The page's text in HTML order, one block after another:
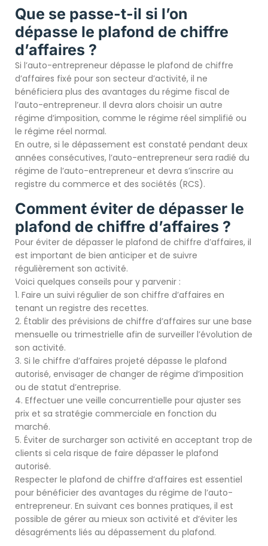
Que se passe-t-il si l’on
dépasse le plafond de chiffre
d’affaires ?
Si l’auto-entrepreneur dépasse le plafond de chiffre
d’affaires fixé pour son secteur d’activité, il ne
bénéficiera plus des avantages du régime fiscal de
l’auto-entrepreneur. Il devra alors choisir un autre
régime d’imposition, comme le régime réel simplifié ou
le régime réel normal.
En outre, si le dépassement est constaté pendant deux
années consécutives, l’auto-entrepreneur sera radié du
régime de l’auto-entrepreneur et devra s’inscrire au
registre du commerce et des sociétés (RCS).
Comment éviter de dépasser le
plafond de chiffre d’affaires ?
Pour éviter de dépasser le plafond de chiffre d’affaires, il
est important de bien anticiper et de suivre
régulièrement son activité.
Voici quelques conseils pour y parvenir :
1. Faire un suivi régulier de son chiffre d’affaires en
tenant un registre des recettes.
2. Établir des prévisions de chiffre d’affaires sur une base
mensuelle ou trimestrielle afin de surveiller l’évolution de
son activité.
3. Si le chiffre d’affaires projeté dépasse le plafond
autorisé, envisager de changer de régime d’imposition
ou de statut d’entreprise.
4. Effectuer une veille concurrentielle pour ajuster ses
prix et sa stratégie commerciale en fonction du
marché.
5. Éviter de surcharger son activité en acceptant trop de
clients si cela risque de faire dépasser le plafond
autorisé.
Respecter le plafond de chiffre d’affaires est essentiel
pour bénéficier des avantages du régime de l’auto-
entrepreneur. En suivant ces bonnes pratiques, il est
possible de gérer au mieux son activité et d’éviter les
désagréments liés au dépassement du plafond.